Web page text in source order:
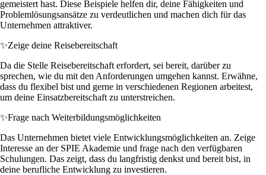
gemeistert hast. Diese Beispiele helfen dir, deine Fähigkeiten und
Problemlösungsansätze zu verdeutlichen und machen dich für das
Unternehmen attraktiver.
✨Zeige deine Reisebereitschaft
Da die Stelle Reisebereitschaft erfordert, sei bereit, darüber zu
sprechen, wie du mit den Anforderungen umgehen kannst. Erwähne,
dass du flexibel bist und gerne in verschiedenen Regionen arbeitest,
um deine Einsatzbereitschaft zu unterstreichen.
✨Frage nach Weiterbildungsmöglichkeiten
Das Unternehmen bietet viele Entwicklungsmöglichkeiten an. Zeige
Interesse an der SPIE Akademie und frage nach den verfügbaren
Schulungen. Das zeigt, dass du langfristig denkst und bereit bist, in
deine berufliche Entwicklung zu investieren.